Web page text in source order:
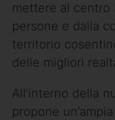
mettere al centro
persone e dalla
territorio
delle migliori
All’interno della
propone